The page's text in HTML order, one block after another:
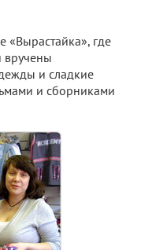
«Вырастайка», где
и сладкие
и сборниками